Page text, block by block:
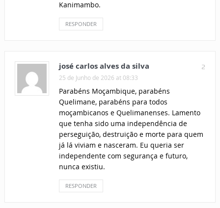
Kanimambo.
RESPONDER
2
josé carlos alves da silva
25 de Junho de 2026 at 08:33
Parabéns Moçambique, parabéns
Quelimane, parabéns para todos
moçambicanos e Quelimanenses. Lamento
que tenha sido uma independência de
perseguição, destruição e morte para quem
já lá viviam e nasceram. Eu queria ser
independente com segurança e futuro,
nunca existiu.
RESPONDER